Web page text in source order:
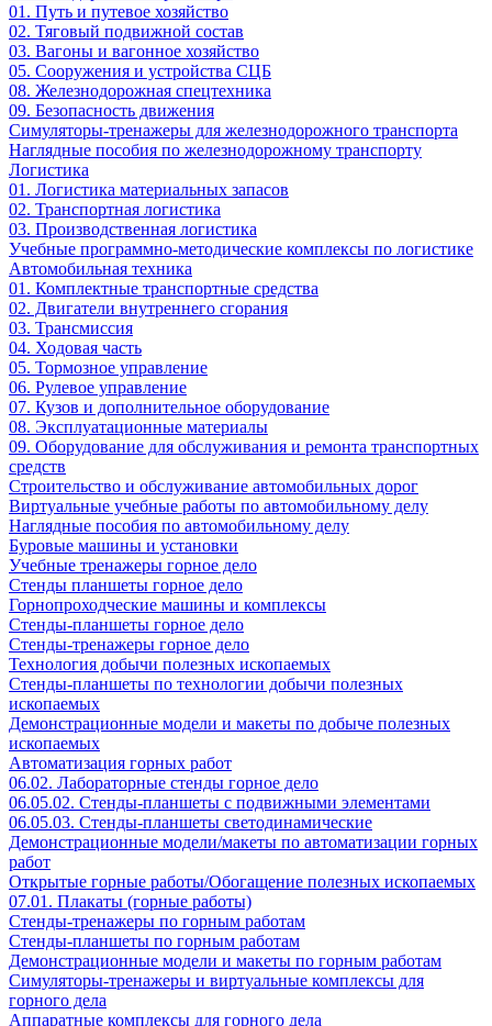
01. Путь и путевое хозяйство
02. Тяговый подвижной состав
03. Вагоны и вагонное хозяйство
05. Сооружения и устройства СЦБ
08. Железнодорожная спецтехника
09. Безопасность движения
Симуляторы-тренажеры для железнодорожного транспорта
Наглядные пособия по железнодорожному транспорту
Логистика
01. Логистика материальных запасов
02. Транспортная логистика
03. Производственная логистика
Учебные программно-методические комплексы по логистике
Автомобильная техника
01. Комплектные транспортные средства
02. Двигатели внутреннего сгорания
03. Трансмиссия
04. Ходовая часть
05. Тормозное управление
06. Рулевое управление
07. Кузов и дополнительное оборудование
08. Эксплуатационные материалы
09. Оборудование для обслуживания и ремонта транспортных
средств
Строительство и обслуживание автомобильных дорог
Виртуальные учебные работы по автомобильному делу
Наглядные пособия по автомобильному делу
Буровые машины и установки
Учебные тренажеры горное дело
Стенды планшеты горное дело
Горнопроходческие машины и комплексы
Стенды-планшеты горное дело
Стенды-тренажеры горное дело
Технология добычи полезных ископаемых
Стенды-планшеты по технологии добычи полезных
ископаемых
Демонстрационные модели и макеты по добыче полезных
ископаемых
Автоматизация горных работ
06.02. Лабораторные стенды горное дело
06.05.02. Стенды-планшеты с подвижными элементами
06.05.03. Стенды-планшеты светодинамические
Демонстрационные модели/макеты по автоматизации горных
работ
Открытые горные работы/Обогащение полезных ископаемых
07.01. Плакаты (горные работы)
Стенды-тренажеры по горным работам
Стенды-планшеты по горным работам
Демонстрационные модели и макеты по горным работам
Симуляторы-тренажеры и виртуальные комплексы для
горного дела
Аппаратные комплексы для горного дела